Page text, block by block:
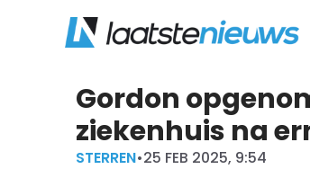
Gordon
ziekenhuis na
STERREN•25 FEB 2025, 9:54